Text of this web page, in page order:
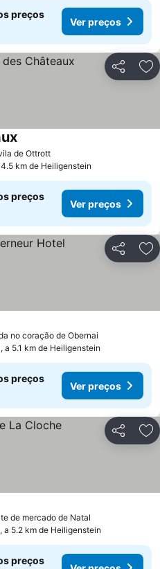
preços
Ver preços
Partilhar
de Ottrott
km de Heiligenstein
preços
Ver preços
Partilhar
no coração de Obernai
a 5.1 km de Heiligenstein
preços
Ver preços
Partilhar
de mercado de Natal
a 5.2 km de Heiligenstein
preços